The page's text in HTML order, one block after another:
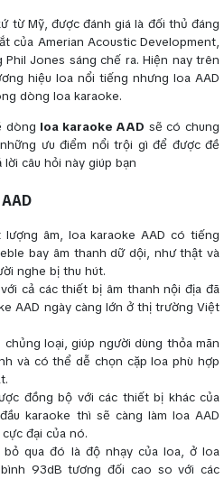
từ Mỹ, được đánh giá là đối thủ đáng
của Amerian Acoustic Development,
Jones sáng chế ra. Hiện nay trên
hiệu loa nổi tiếng nhưng loa AAD
dòng loa karaoke.
dòng loa karaoke AAD sẽ có chung
ưu điểm nổi trội gì để được đề
câu hỏi này giúp bạn
âm, loa karaoke AAD có tiếng
bay âm thanh dữ dội, như thật và
nghe bị thu hút.
cả các thiết bị âm thanh nội địa đã
AAD ngày càng lớn ở thị trường Việt
loại, giúp người dùng thỏa mãn
và có thể dễ chọn cặp loa phù hợp
đồng bộ với các thiết bị khác của
karaoke thì sẽ càng làm loa AAD
đại của nó.
qua đó là độ nhạy của loa, ở loa
93dB tương đối cao so với các